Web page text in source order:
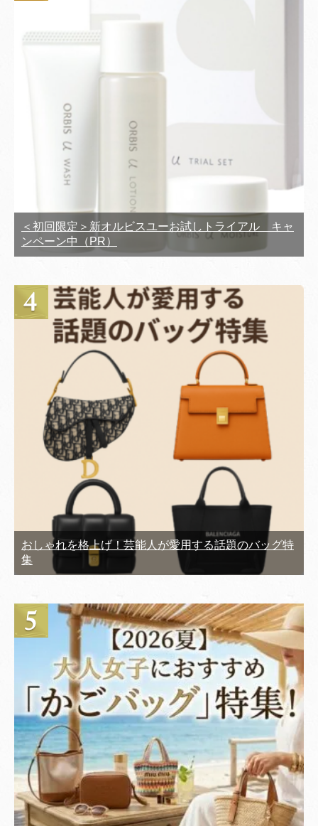
＜初回限定＞新オルビスユーお試しトライアル キャ
ンペーン中（PR）
おしゃれを格上げ！芸能人が愛用する話題のバッグ特
集